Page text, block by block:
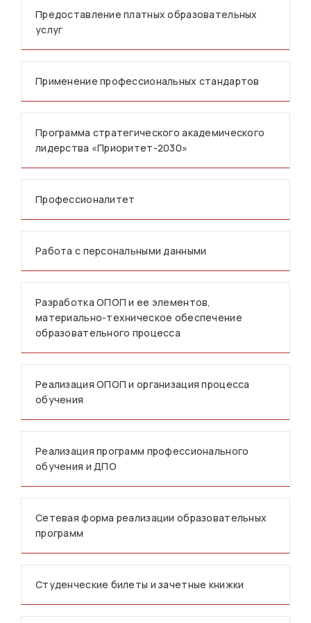
Предоставление платных образовательных
услуг
Применение профессиональных стандартов
Программа стратегического академического
лидерства «Приоритет-2030»
Профессионалитет
Работа с персональными данными
Разработка ОПОП и ее элементов,
материально-техническое обеспечение
образовательного процесса
Реализация ОПОП и организация процесса
обучения
Реализация программ профессионального
обучения и ДПО
Сетевая форма реализации образовательных
программ
Студенческие билеты и зачетные книжки